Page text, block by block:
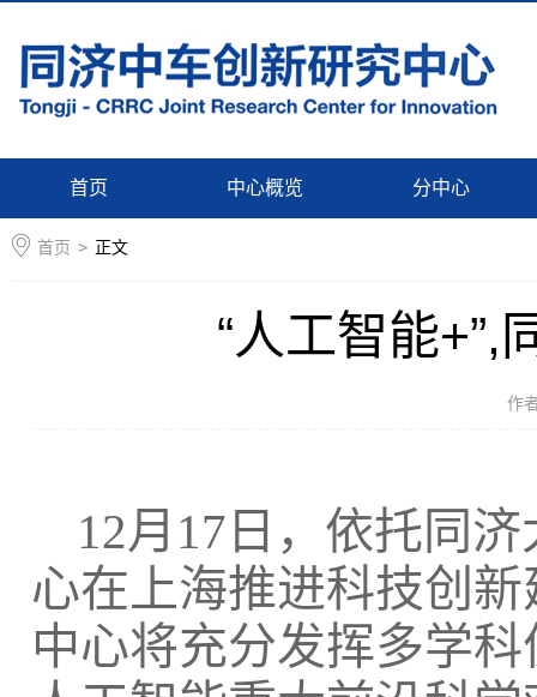
首页 中心概览 分中心
首页 > 正文
“人工智能+”,
作
12月 17 日，依托同
心在上海推进科技创
中心将充分发挥多学